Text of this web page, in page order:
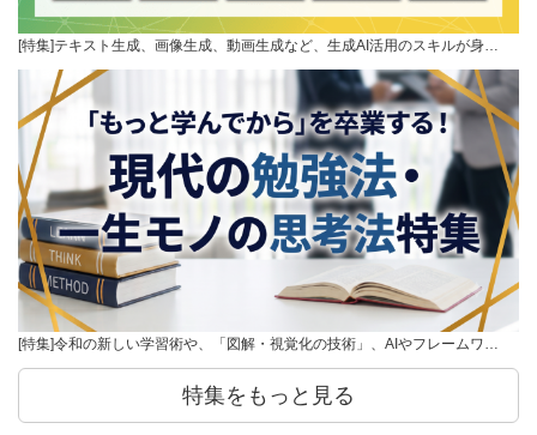
[特集]テキスト生成、画像生成、動画生成など、生成AI活用のスキルが身…
[特集]令和の新しい学習術や、「図解・視覚化の技術」、AIやフレームワ…
特集をもっと見る